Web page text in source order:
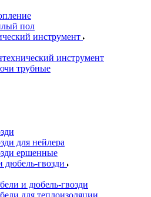
пол
инструмент
инструмент
трубные
для нейлера
ершенные
дюбель-гвозди
и дюбель-гвозди
для теплоизоляции